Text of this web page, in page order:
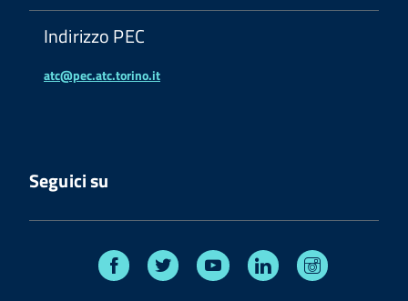
Indirizzo PEC
atc@pec.atc.torino.it
Seguici su
Facebook Twitter Youtube Linkedin